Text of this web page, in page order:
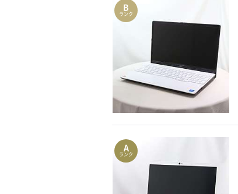
B
ランク
A
ランク